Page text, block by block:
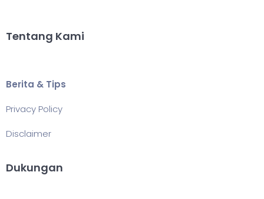
Tentang Kami
Berita & Tips
Privacy Policy
Disclaimer
Dukungan